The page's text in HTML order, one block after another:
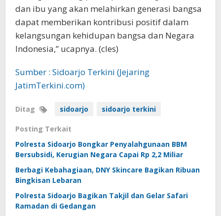
dan ibu yang akan melahirkan generasi bangsa
dapat memberikan kontribusi positif dalam
kelangsungan kehidupan bangsa dan Negara
Indonesia,” ucapnya. (cles)
Sumber : Sidoarjo Terkini (Jejaring
JatimTerkini.com)
Ditag sidoarjo sidoarjo terkini
Posting Terkait
Polresta Sidoarjo Bongkar Penyalahgunaan BBM
Bersubsidi, Kerugian Negara Capai Rp 2,2 Miliar
Berbagi Kebahagiaan, DNY Skincare Bagikan Ribuan
Bingkisan Lebaran
Polresta Sidoarjo Bagikan Takjil dan Gelar Safari
Ramadan di Gedangan